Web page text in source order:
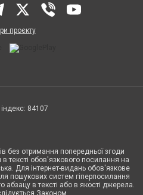
проєкту
84107
без отримання попередньої згоди
тексті обов'язкового посилання на
Для інтернет-видань обов'язкове
пошукових систем гіперпосилання
абзацу в тексті або в якості джерела.
Законом.